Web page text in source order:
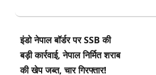
इंडो नेपाल बॉर्डर पर SSB की
बड़ी कार्रवाई, नेपाल निर्मित शराब
की खेप जब्त, चार गिरफ्तार!